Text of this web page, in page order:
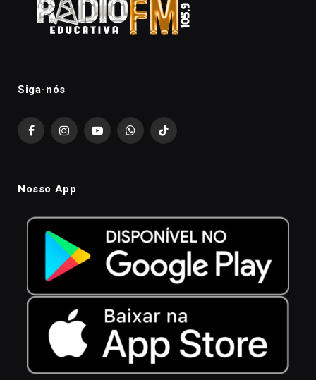
Siga-nós
FacebookInstagramYouTubeWhatsAppTikTok
Nosso App